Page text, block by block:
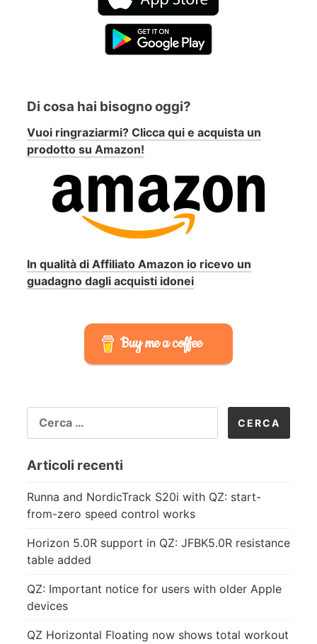
Di cosa hai bisogno oggi?
Vuoi ringraziarmi? Clicca qui e acquista un
prodotto su Amazon!
In qualità di Affiliato Amazon io ricevo un
guadagno dagli acquisti idonei
Buy me a coffee
PER:
Articoli recenti
Runna and NordicTrack S20i with QZ: start-
from-zero speed control works
Horizon 5.0R support in QZ: JFBK5.0R resistance
table added
QZ: Important notice for users with older Apple
devices
QZ Horizontal Floating now shows total workout